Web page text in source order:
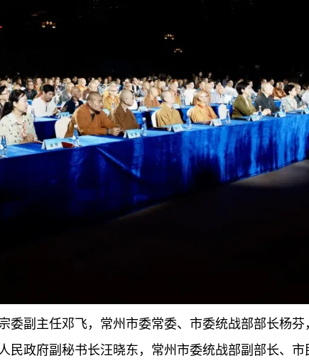
委副主任邓飞，常州市委常委、市委统战部部长杨芬
政府副秘书长汪晓东，常州市委统战部副部长、市